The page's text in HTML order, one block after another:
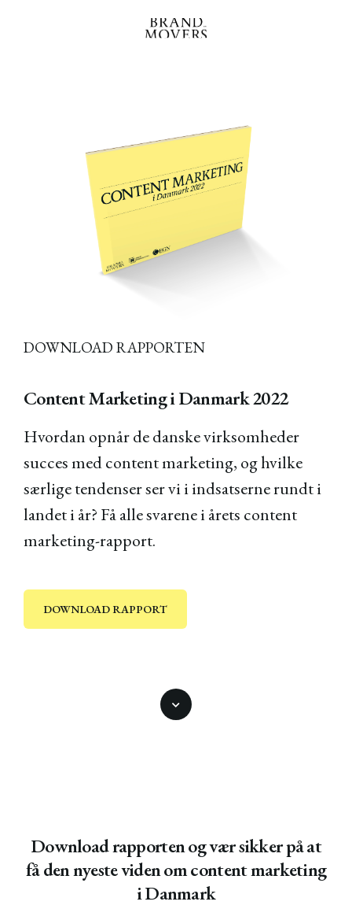
DOWNLOAD RAPPORTEN
Content Marketing i Danmark 2022
Hvordan opnår de danske virksomheder
succes med content marketing, og hvilke
særlige tendenser ser vi i indsatserne rundt i
landet i år? Få alle svarene i årets content
marketing-rapport.
DOWNLOAD RAPPORT
Download rapporten og vær sikker på at
få den nyeste viden om content marketing
i Danmark